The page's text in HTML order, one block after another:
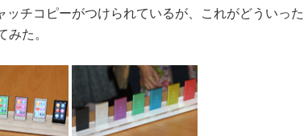
ッチコピーがつけられているが、これがどういった
みた。